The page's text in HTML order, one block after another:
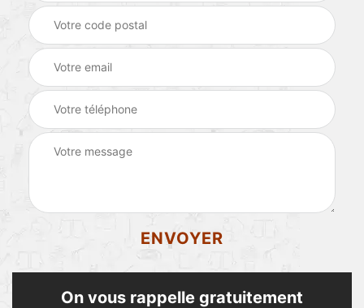
On vous rappelle gratuitement